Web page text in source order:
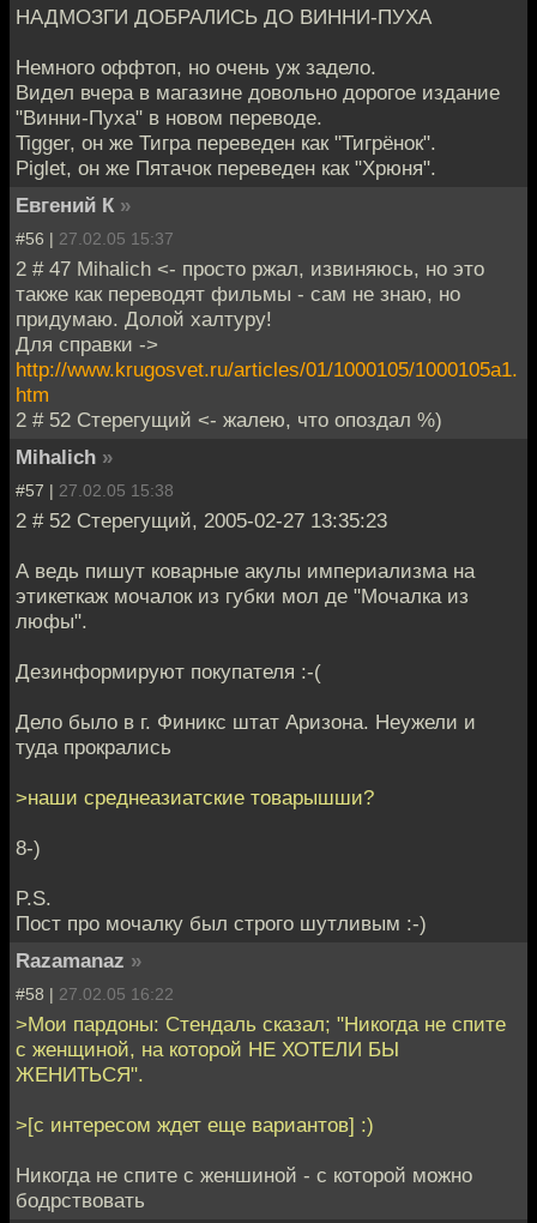
НАДМОЗГИ ДОБРАЛИСЬ ДО ВИННИ-ПУХА
Немного оффтоп, но очень уж задело.
Видел вчера в магазине довольно дорогое издание
"Винни-Пуха" в новом переводе.
Tigger, он же Тигра переведен как "Тигрёнок".
Piglet, он же Пятачок переведен как "Хрюня".
Евгений К »
#56 | 27.02.05 15:37
2 # 47 Mihalich <- просто ржал, извиняюсь, но это
также как переводят фильмы - сам не знаю, но
придумаю. Долой халтуру!
Для справки ->
http://www.krugosvet.ru/articles/01/1000105/1000105a1.
htm
2 # 52 Стерегущий <- жалею, что опоздал %)
Mihalich »
#57 | 27.02.05 15:38
2 # 52 Стерегущий, 2005-02-27 13:35:23
А ведь пишут коварные акулы империализма на
этикеткаж мочалок из губки мол де "Мочалка из
люфы".
Дезинформируют покупателя :-(
Дело было в г. Финикс штат Аризона. Неужели и
туда прокрались
>наши среднеазиатские товарышши?
8-)
P.S.
Пост про мочалку был строго шутливым :-)
Razamanaz »
#58 | 27.02.05 16:22
>Мои пардоны: Стендаль сказал; "Никогда не спите
с женщиной, на которой НЕ ХОТЕЛИ БЫ
ЖЕНИТЬСЯ".
>[с интересом ждет еще вариантов] :)
Никогда не спите с женшиной - с которой можно
бодрствовать